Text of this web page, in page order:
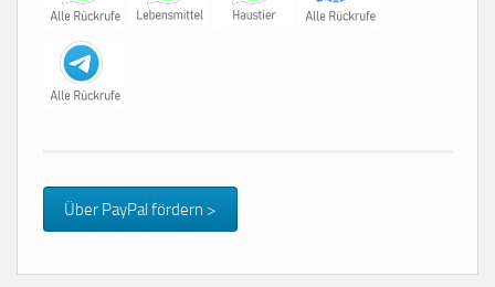
Über PayPal fördern >